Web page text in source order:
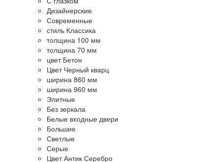
Дизайнерские
Современные
стиль Классика
толщина 100 мм
толщина 70 мм
цвет Бетон
Цвет Черный кварц
ширина 860 мм
ширина 960 мм
Элитные
Без зеркала
Белые входные двери
Большие
Светлые
Серые
Цвет Антик Серебро